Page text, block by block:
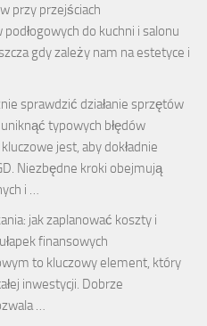
przy przejściach
do kuchni i salonu
gdy zależy nam na estetyce i
sprawdzić działanie sprzętów
typowych błędów
jest, aby dokładnie
Niezbędne kroki obejmują
i …
jak zaplanować koszty i
finansowych
to kluczowy element, który
inwestycji. Dobrze
…